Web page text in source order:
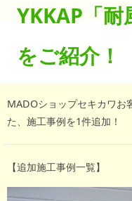
YKKAP「耐
をご紹介！
MADOショップセキカワお
た、施工事例を1件追加！
【追加施工事例一覧】